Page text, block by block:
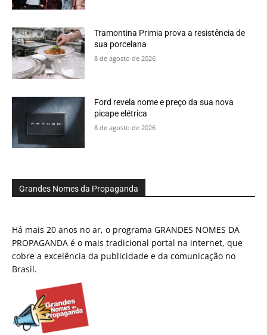
Tramontina Primia prova a resistência de
sua porcelana
8 de agosto de 2026
Ford revela nome e preço da sua nova
picape elétrica
8 de agosto de 2026
Grandes Nomes da Propaganda
Há mais 20 anos no ar, o programa GRANDES NOMES DA
PROPAGANDA é o mais tradicional portal na internet, que
cobre a excelência da publicidade e da comunicação no
Brasil.